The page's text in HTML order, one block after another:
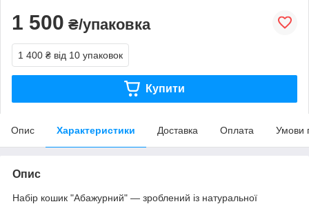
1 500 ₴/упаковка
1 400 ₴ від 10 упаковок
Купити
Опис Характеристики Доставка Оплата Умови
Опис
Набір кошик "Абажурний" — зроблений із натуральної